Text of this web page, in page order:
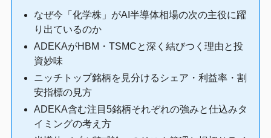
なぜ今「化学株」がAI半導体相場の次の主役に躍
り出ているのか
ADEKAがHBM・TSMCと深く結びつく理由と投
資妙味
ニッチトップ銘柄を見分けるシェア・利益率・割
安指標の見方
ADEKA含む注目5銘柄それぞれの強みと仕込みタ
イミングの考え方